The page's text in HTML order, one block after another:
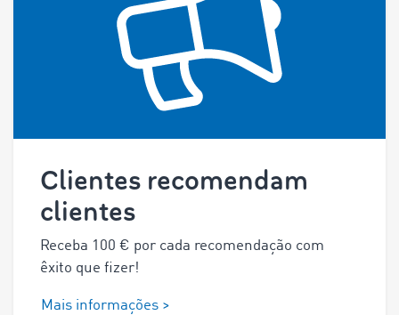
Clientes recomendam
clientes
Receba 100 € por cada recomendação com
êxito que fizer!
Mais informações >